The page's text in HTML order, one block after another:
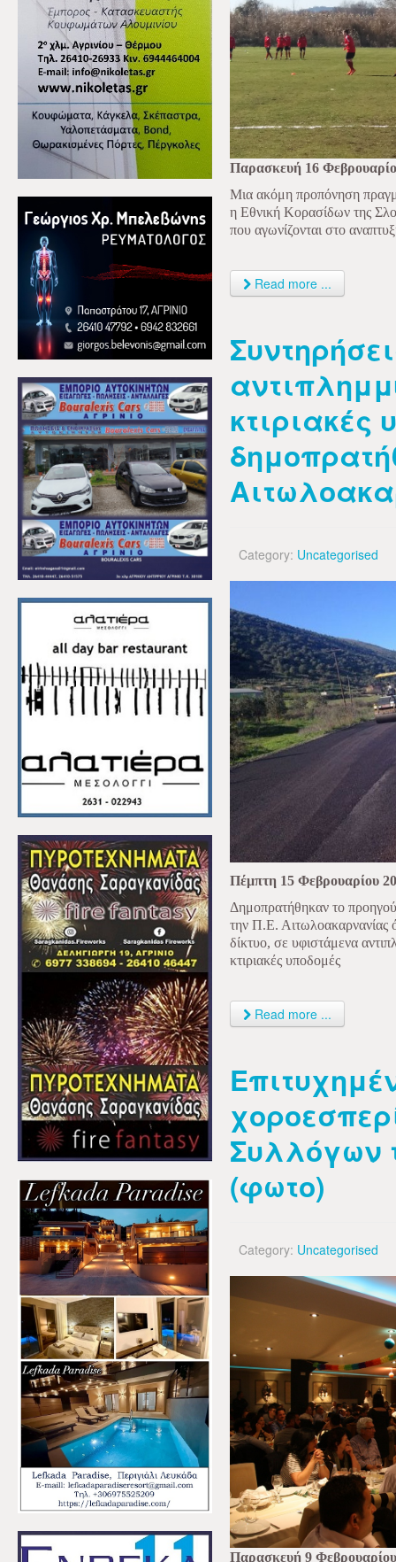
Παρασκευή 16
Μια ακόμη προπόνηση
η Εθνική Κορασίδων της
που αγωνίζονται στο
Read more ...
κτιριακές
Category: Uncategorised
Πέμπτη 15 Φεβρουαρίου
Δημοπρατήθηκαν το
την Π.Ε. Αιτωλοακαρνανίας
δίκτυο, σε υφιστάμενα
κτιριακές υποδομές
Read more ...
Συλλόγων
(φωτο)
Category: Uncategorised
Παρασκευή 9